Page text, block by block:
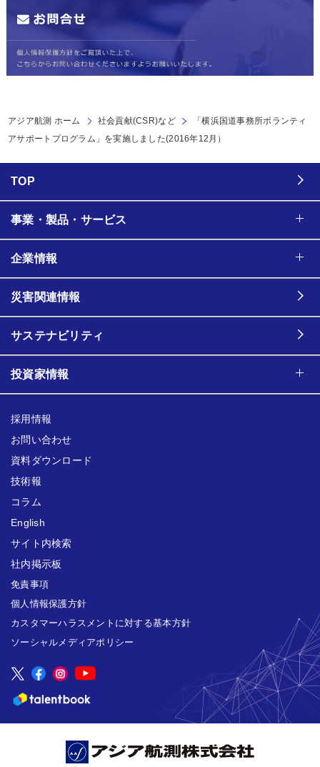
アジア航測 ホーム 社会貢献(CSR)など
「横浜国道事務所ボランティ
アサポートプログラム」を実施しました(2016年12月）
TOP
事業・製品・サービス
企業情報
災害関連情報
サステナビリティ
投資家情報
採用情報
お問い合わせ
資料ダウンロード
技術報
コラム
English
サイト内検索
社内掲示板
免責事項
個人情報保護方針
カスタマーハラスメントに対する基本方針
ソーシャルメディアポリシー